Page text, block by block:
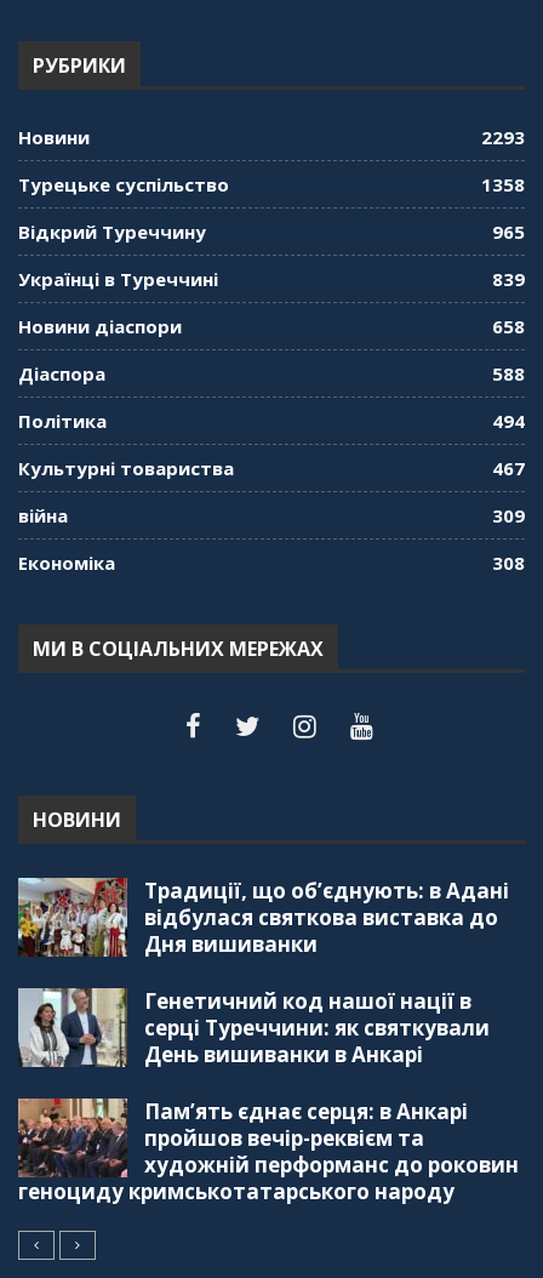
"Дзеркало діаспори". Випуск 11. Олександр
Середа
"Дзеркало діаспори". Випуск 10. Тонкощі та
"Дзеркало діаспори". Випуск 8. Розмова з
Послом
"Дзеркало діаспори". Випуск 6. Можливості
рада українських громад Туреччини
56:20
"Дзеркало діаспори". Випуск 3. Вища освіта:
59:38
"Дзеркало діаспори", Випуск 2, Як вивчити
57:18
"Дзеркало діаспори". Випуск 1. Про створення
порталу "Укр-Айна"
39:41
РУБРИКИ
Новини
2293
Турецьке суспільство
1358
Відкрий Туреччину
965
Українці в Туреччині
839
Новини діаспори
658
Діаспора
588
Політика
494
Культурні товариства
467
війна
309
Економіка
308
МИ В СОЦІАЛЬНИХ МЕРЕЖАХ
НОВИНИ
Традиції, що об’єднують: в Адані
відбулася святкова виставка до
Дня вишиванки
Генетичний код нашої нації в
серці Туреччини: як святкували
День вишиванки в Анкарі
Пам’ять єднає серця: в Анкарі
пройшов вечір-реквієм та
художній перформанс до роковин
геноциду кримськотатарського народу